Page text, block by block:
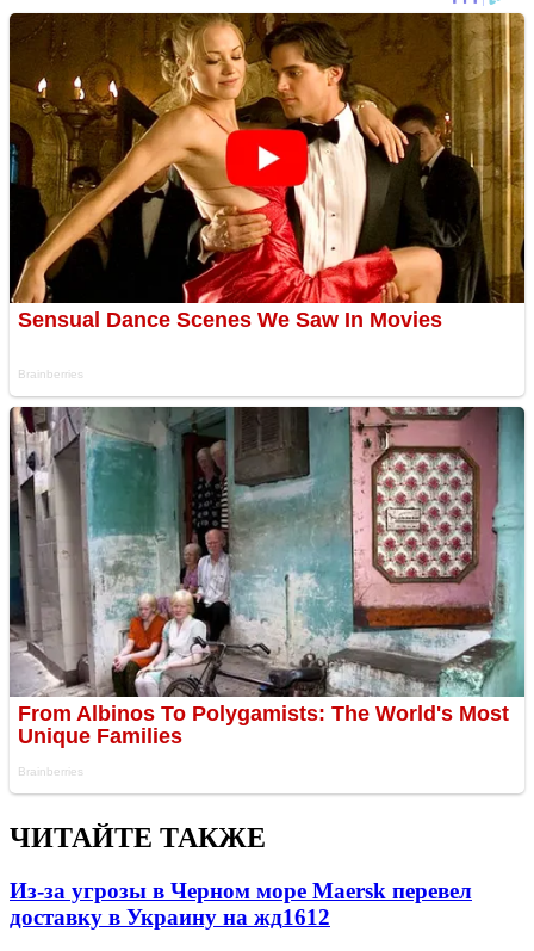
ЧИТАЙТЕ ТАКЖЕ
Из-за угрозы в Черном море Maersk перевел
доставку в Украину на жд1612